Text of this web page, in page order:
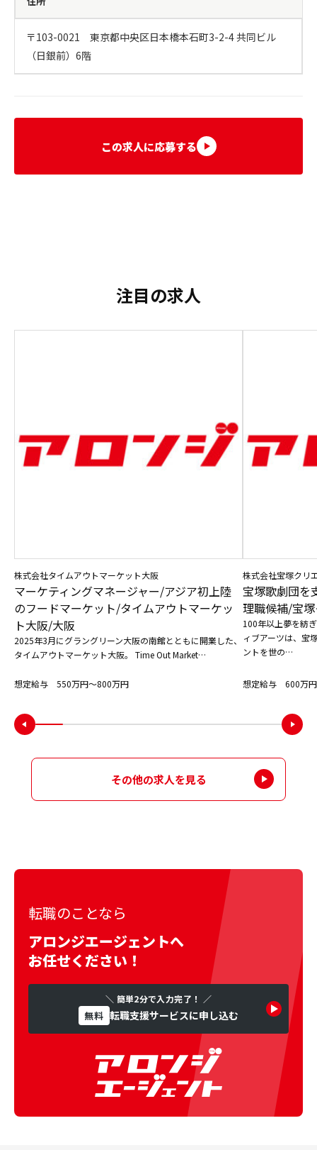
〒103-0021　東京都中央区日本橋本石町3-2-4 共同ビル
（日銀前）6階
この求人に応募する
注目の求人
株式会社タイムアウトマーケット大阪
マーケティングマネージャー/アジア初上陸
のフードマーケット/タイムアウトマーケッ
ト大阪/大阪
2025年3月にグラングリーン大阪の南館とともに開業した、
タイムアウトマーケット大阪。 Time Out Market…
想定給与 550万円〜800万円
株式会社宝塚クリ
宝塚歌劇団を
理職候補/宝
100年以上夢を紡
ィブアーツは、宝
ントを世の…
想定給与 600万
その他の求人を見る
転職のことなら
アロンジエージェントへ
お任せください！
＼ 簡単2分で入力完了！ ／
無料 転職支援サービスに申し込む